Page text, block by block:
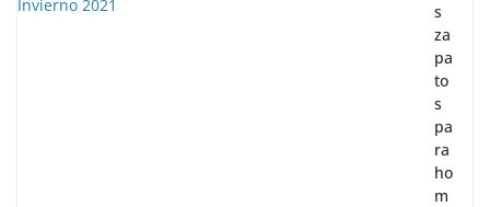
s
za
pa
to
s
pa
ra
ho
m